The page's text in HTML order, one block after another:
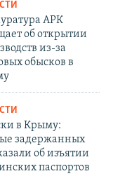
АРК
об открытии
из-за
обысков в
в Крыму:
задержанных
об изъятии
паспортов